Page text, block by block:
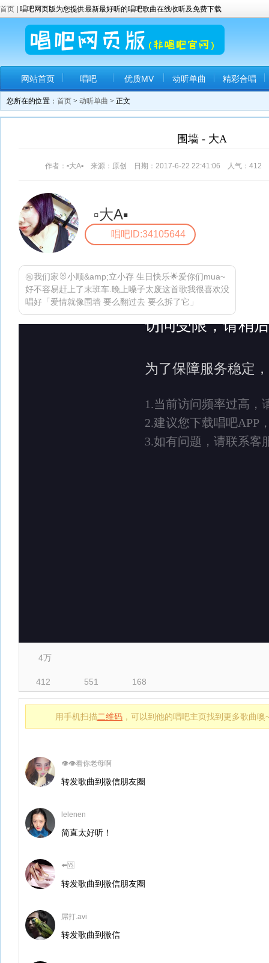
首页 | 唱吧网页版为您提供最新最好听的唱吧歌曲在线收听及免费下载
网站首页 唱吧 优质MV 动听单曲 精彩合唱
您所在的位置： 首页 > 动听单曲 > 正文
围墙 - ️大A️
作者：▫️大A▪️ 来源：原创 日期：2017-6-22 22:41:06 人气： 412
▫️大A▪️
唱吧ID:34105644
㊗我们家🐰小顺&amp;立小存 生日快乐🌟爱你们mua~
好不容易赶上了末班车.晚上嗓子太废这首歌我很喜欢没
唱好「爱情就像围墙 要么翻过去 要么拆了它」
4万
412 551 168
用手机扫描二维码 ，可以到他的唱吧主页找到更多歌曲噢
👁👁看你老母啊
转发歌曲到微信朋友圈
lelenen
简直太好听！
⬅️🆚
转发歌曲到微信朋友圈
屌打.avi
转发歌曲到微信